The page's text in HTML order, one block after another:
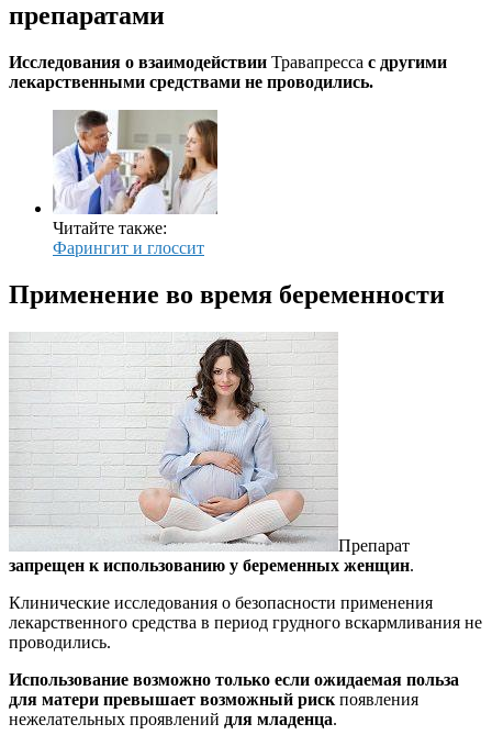
препаратами
Исследования о взаимодействии Травапресса с другими
лекарственными средствами не проводились.
Читайте также:
Фарингит и глоссит
Применение во время беременности
Препарат
запрещен к использованию у беременных женщин.
Клинические исследования о безопасности применения
лекарственного средства в период грудного вскармливания не
проводились.
Использование возможно только если ожидаемая польза
для матери превышает возможный риск появления
нежелательных проявлений для младенца.